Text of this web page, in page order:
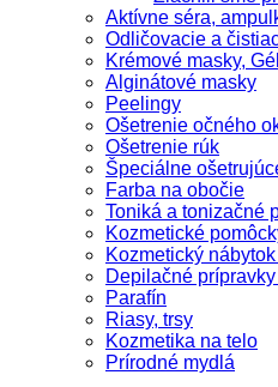
Aktívne séra,
Odličovacie a
Krémové masky,
Alginátové masky
Peelingy
Ošetrenie očného
Ošetrenie rúk
Špeciálne
Farba na obočie
Toniká a tonizačné
Kozmetické
Kozmetický
Depilačné
Parafín
Riasy, trsy
Kozmetika na telo
Prírodné mydlá